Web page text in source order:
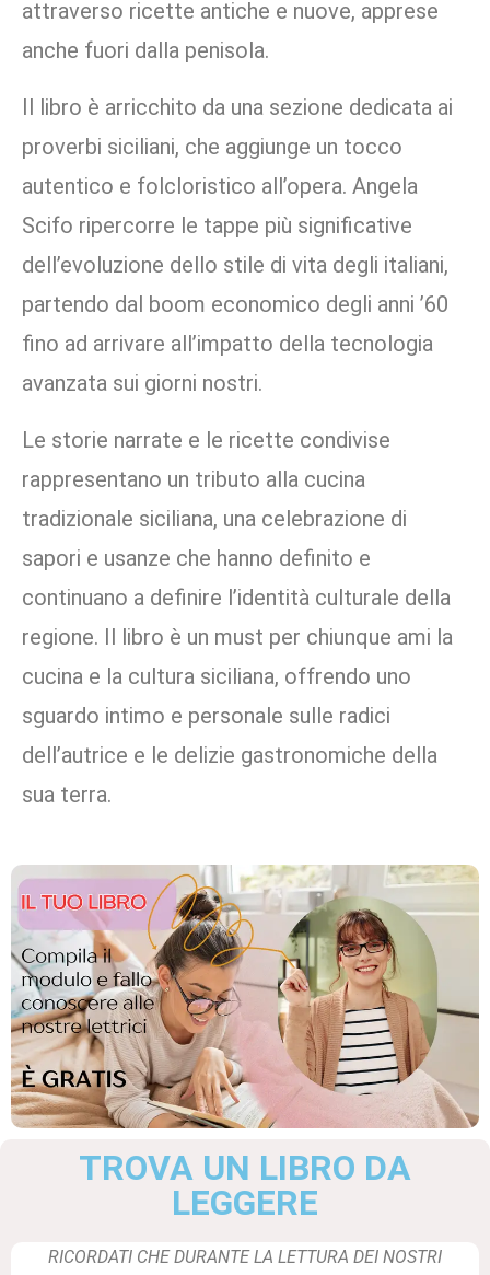
attraverso ricette antiche e nuove, apprese
anche fuori dalla penisola.
Il libro è arricchito da una sezione dedicata ai
proverbi siciliani, che aggiunge un tocco
autentico e folcloristico all’opera. Angela
Scifo ripercorre le tappe più significative
dell’evoluzione dello stile di vita degli italiani,
partendo dal boom economico degli anni ’60
fino ad arrivare all’impatto della tecnologia
avanzata sui giorni nostri.
Le storie narrate e le ricette condivise
rappresentano un tributo alla cucina
tradizionale siciliana, una celebrazione di
sapori e usanze che hanno definito e
continuano a definire l’identità culturale della
regione. Il libro è un must per chiunque ami la
cucina e la cultura siciliana, offrendo uno
sguardo intimo e personale sulle radici
dell’autrice e le delizie gastronomiche della
sua terra.
TROVA UN LIBRO DA
LEGGERE
RICORDATI CHE DURANTE LA LETTURA DEI NOSTRI